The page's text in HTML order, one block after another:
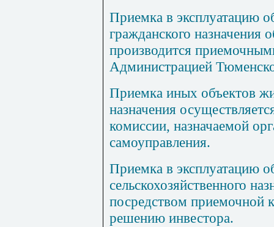
Приемка в эксплуатацию
гражданского назначения
производится
Администрацией
Приемка иных объектов
назначения
комиссии, назначаемой
самоуправления.
Приемка в эксплуатацию
сельскохозяйственного
посредством приемочной
решению инвестора.